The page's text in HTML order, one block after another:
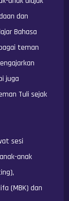
dan
Bahasa
teman
juga
Tuli sejak
sesi
anak
(MBK) dan